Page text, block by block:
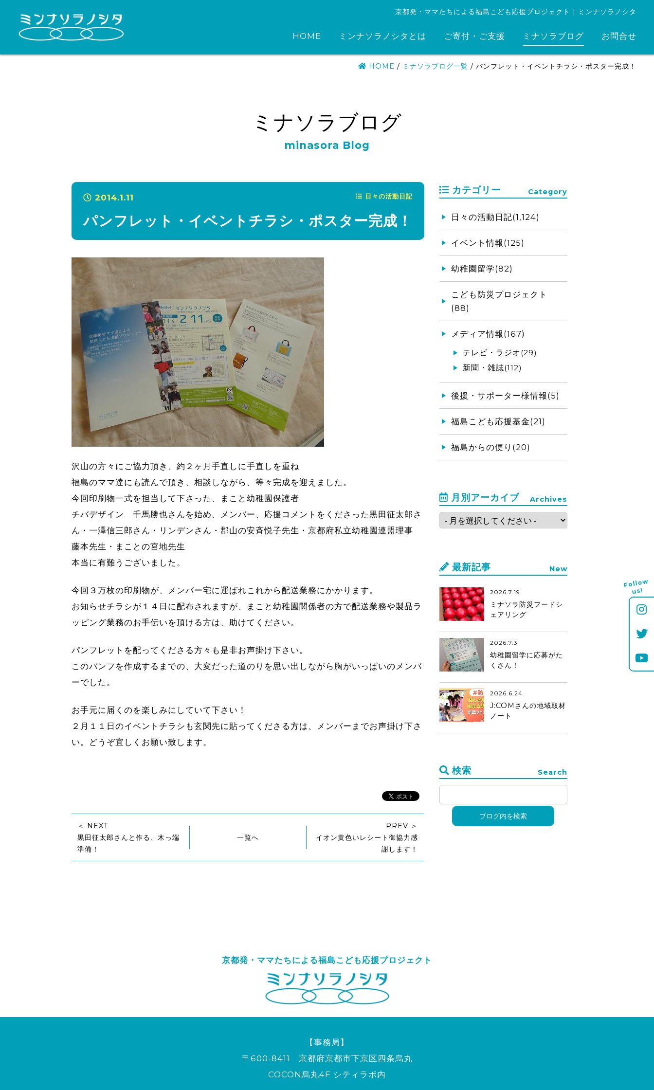
京都発・ママたちによる福島こども応援プロジェクト | ミンナソラノシタ
HOME ミンナソラノシタとは ご寄付・ご支援 ミナソラブログ お問合せ
Follo
w
us!
HOME / ミナソラブログ一覧 / パンフレット・イベントチラシ・ポスター完成！
ミナソラブログ
minasora Blog
2014.1.11 日々の活動日記
パンフレット・イベントチラシ・ポスター完成！
沢山の方々にご協力頂き、約２ヶ月手直しに手直しを重ね
福島のママ達にも読んで頂き、相談しながら、等々完成を迎えました。
今回印刷物一式を担当して下さった、まこと幼稚園保護者
チバデザイン 千馬勝也さんを始め、メンバー、応援コメントをくださった黒田征太郎さ
ん・一澤信三郎さん・リンデンさん・郡山の安斉悦子先生・京都府私立幼稚園連盟理事
藤本先生・まことの宮地先生
本当に有難うございました。
今回３万枚の印刷物が、メンバー宅に運ばれこれから配送業務にかかります。
お知らせチラシが１４日に配布されますが、まこと幼稚園関係者の方で配送業務や製品ラ
ッピング業務のお手伝いを頂ける方は、助けてください。
パンフレットを配ってくださる方々も是非お声掛け下さい。
このパンフを作成するまでの、大変だった道のりを思い出しながら胸がいっぱいのメンバ
ーでした。
お手元に届くのを楽しみにしていて下さい！
２月１１日のイベントチラシも玄関先に貼ってくださる方は、メンバーまでお声掛け下さ
い。どうぞ宜しくお願い致します。
＜ NEXT
黒田征太郎さんと作る、木っ端
準備！
一覧へ
PREV ＞
イオン黄色いレシート御協力感
謝します！
カテゴリー Category
日々の活動日記(1,124)
イベント情報(125)
幼稚園留学(82)
こども防災プロジェクト
(88)
メディア情報(167)
テレビ・ラジオ(29)
新聞・雑誌(112)
後援・サポーター様情報(5)
福島こども応援基金(21)
福島からの便り(20)
月別アーカイブ Archives
最新記事 New
2026.7.19
ミナソラ防災フードシ
ェアリング
2026.7.3
幼稚園留学に応募がた
くさん！
2026.6.24
J:COMさんの地域取材
ノート
検索 Search
京都発・ママたちによる福島こども応援プロジェクト
【事務局】
〒600-8411 京都府京都市下京区四条烏丸
COCON烏丸4F シティラボ内